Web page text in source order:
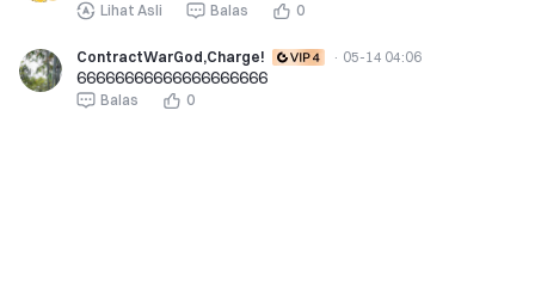
Lihat Asli Balas 0
ContractWarGod,Charge! · 05-14 04:06
66666666666666666666
Balas 0